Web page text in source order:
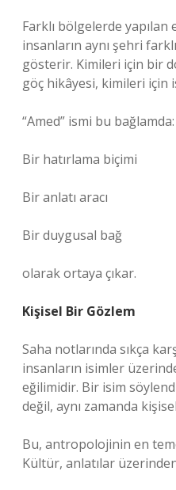
Farklı bölgelerde
insanların aynı şehri
gösterir. Kimileri için bir
göç hikâyesi, kimileri için
“Amed” ismi bu bağlamda:
Bir hatırlama biçimi
Bir anlatı aracı
Bir duygusal bağ
olarak ortaya çıkar.
Kişisel Bir Gözlem
Saha notlarında sıkça
insanların isimler
eğilimidir. Bir isim
değil, aynı zamanda
Bu, antropolojinin en
Kültür, anlatılar